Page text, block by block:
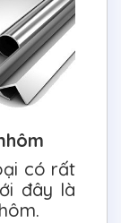
có rất
đây là